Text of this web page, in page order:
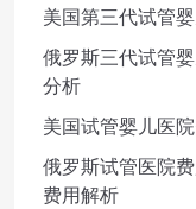
美国第三代试管
俄罗斯三代试管
分析
美国试管婴儿医
俄罗斯试管医院
费用解析